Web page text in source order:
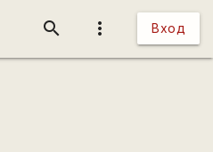
more_vert Вход
search